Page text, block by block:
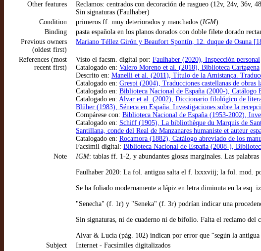
Other features
Reclamos: centrados con decoración de rasgueo (12v, 24v,
Sin signaturas (Faulhaber)
Condition
primeros ff. muy deteriorados y manchados (IGM)
Binding
pasta española en los planos dorados con doble filete dorado
Previous owners
(oldest first)
Mariano Téllez Girón y Beaufort Spontín, 12. duque de Osuna
References (most
recent first)
Visto el facsm. digital por: Faulhaber (2020), Inspección personal
Catalogado en: Valero Moreno et al. (2018), Biblioteca Cartagena
Descrito en: Manelli et al. (2011), Título de la Amistança.
Catalogado en: Grespi (2004), Traducciones castellanas de
Catalogado en: Biblioteca Nacional de España (2000-),
Catalogado en: Alvar et al. (2002), Diccionario filológico de
Blüher (1983), Séneca en España. Investigaciones sobre la
Compárese con: Biblioteca Nacional de España (1953-2002),
Catalogado en: Schiff (1905), La bibliothèque du Marquis de
Santillana, conde del Real de Manzanares humaniste et auteur
Catalogado en: Rocamora (1882), Catálogo abreviado de los
Facsímil digital: Biblioteca Nacional de España (2008-),
Note
IGM: tablas ff. 1-2, y abundantes glosas marginales. Las
Faulhaber 2020: La fol. antigua salta el f. lxxxviij; la fol. mod.
Se ha foliado modernamente a lápiz en letra diminuta en la esq.
"Senecha" (f. 1r) y "Seneka" (f. 3r) podrían indicar una
Sin signaturas, ni de cuaderno ni de bifolio. Falta el reclamo del
Alvar & Lucía (pág. 102) indican por error que “según la
Subject
Internet - Facsímiles digitalizados